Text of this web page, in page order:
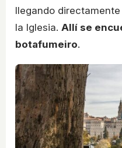
llegando
la Iglesia. Allí se
botafumeiro.